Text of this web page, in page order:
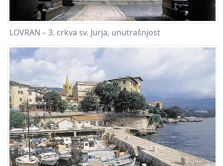
LOVRAN – 3. crkva sv. Jurja, unutrašnjost